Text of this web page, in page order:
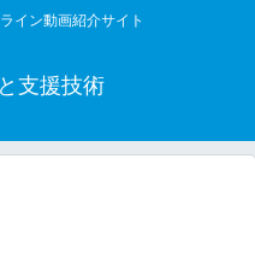
イン動画紹介サイト
支援技術